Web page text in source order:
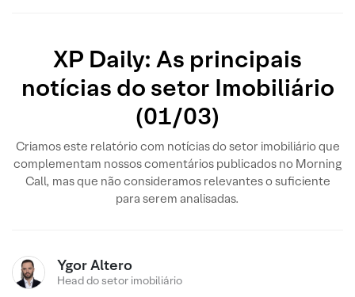
XP Daily: As principais
notícias do setor Imobiliário
(01/03)
Criamos este relatório com notícias do setor imobiliário que
complementam nossos comentários publicados no Morning
Call, mas que não consideramos relevantes o suficiente
para serem analisadas.
Ygor Altero
Head do setor imobiliário